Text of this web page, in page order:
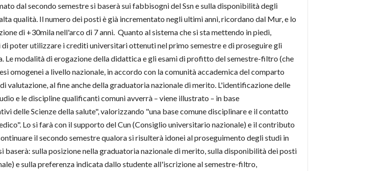
dal secondo semestre si baserà sui fabbisogni del Ssn e sulla disponibilità degli
qualità. Il numero dei posti è già incrementato negli ultimi anni, ricordano dal Mur, e lo
di +30mila nell'arco di 7 anni. Quanto al sistema che si sta mettendo in piedi,
poter utilizzare i crediti universitari ottenuti nel primo semestre e di proseguire gli
Le modalità di erogazione della didattica e gli esami di profitto del semestre-filtro (che
omogenei a livello nazionale, in accordo con la comunità accademica del comparto
valutazione, al fine anche della graduatoria nazionale di merito. L'identificazione delle
e le discipline qualificanti comuni avverrà – viene illustrato – in base
delle Scienze della salute", valorizzando "una base comune disciplinare e il contatto
Lo si farà con il supporto del Cun (Consiglio universitario nazionale) e il contributo
il secondo semestre qualora si risulterà idonei al proseguimento degli studi in
sulla posizione nella graduatoria nazionale di merito, sulla disponibilità dei posti
e sulla preferenza indicata dallo studente all'iscrizione al semestre-filtro,